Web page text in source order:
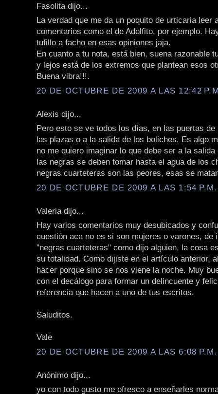
Fasolita dijo...
La verdad que me da un poquito de urticaria leer
comentarios como el de Adolfito, por ejemplo.
tufillo a facho en esas opiniones jaja.
En cuanto a tu nota, está bien, suena razonable
y lejos está de los extremos que plantean esos
Buena vibra!!!.
20 DE OCTUBRE DE 2009 A LAS 12:42
Alexis dijo...
Pero esto se ve todos los días, en las puertas
las plazas o a la salida de los boliches. Es algo
no me quiero imaginar lo que debe ser a la
las negras se deben tomar hasta el agua de los
negras cuarteteras son las peores, esas se
20 DE OCTUBRE DE 2009 A LAS 1:54 P.M.
Valeria dijo...
Hay varios comentarios muy desubicados y
cuestión aca no es si son mujeres o varones, de
"negras cuarteteras" como dijo alguien, la cosa
su totalidad. Como dijiste en el artículo anterior,
hacer porque sino se nos viene la noche. Muy
con el decálogo para formar un delincuente y
referencia que hacen a uno de tus escritos.
Saluditos.
Vale
20 DE OCTUBRE DE 2009 A LAS 6:08 P.M.
Anónimo dijo...
yo con todo gusto me ofresco a enseñarles